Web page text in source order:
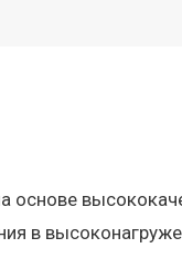
основе
в